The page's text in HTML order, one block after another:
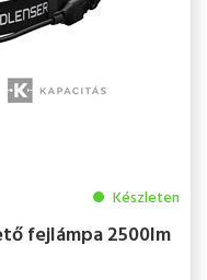
Készleten
fejlámpa 2500lm